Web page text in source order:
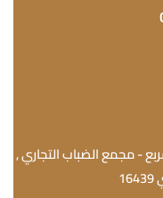
- مجمع الضباب التجاري ,